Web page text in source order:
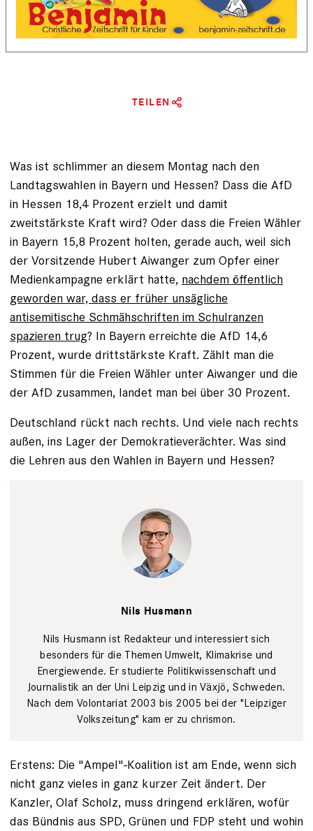
TEILEN
Was ist schlimmer an diesem Montag nach den
Landtagswahlen in Bayern und Hessen? Dass die AfD
in Hessen 18,4 Prozent erzielt und damit
zweitstärkste Kraft wird? Oder dass die Freien Wähler
in Bayern 15,8 Prozent holten, gerade auch, weil sich
der Vorsitzende Hubert Aiwanger zum Opfer einer
Medienkampagne erklärt hatte, nachdem öffentlich
geworden war, dass er früher unsägliche
antisemitische Schmähschriften im Schulranzen
spazieren trug? In Bayern erreichte die AfD 14,6
Prozent, wurde drittstärkste Kraft. Zählt man die
Stimmen für die Freien Wähler unter Aiwanger und die
der AfD zusammen, landet man bei über 30 Prozent.
Deutschland rückt nach rechts. Und viele nach rechts
außen, ins Lager der Demokratieverächter. Was sind
die Lehren aus den Wahlen in Bayern und Hessen?
Nils Husmann
Nils Husmann ist Redakteur und interessiert sich
besonders für die Themen Umwelt, Klimakrise und
Energiewende. Er studierte Politikwissenschaft und
Journalistik an der Uni Leipzig und in Växjö, Schweden.
Nach dem Volontariat 2003 bis 2005 bei der "Leipziger
Volkszeitung" kam er zu chrismon.
Erstens: Die "Ampel"-Koalition ist am Ende, wenn sich
nicht ganz vieles in ganz kurzer Zeit ändert. Der
Kanzler, Olaf Scholz, muss dringend erklären, wofür
das Bündnis aus SPD, Grünen und FDP steht und wohin